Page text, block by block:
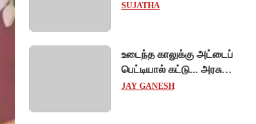
விஞ்ஞானிகள்
SUJATHA
உடைந்த காலுக்கு அட்டைப்
பெட்டியால் கட்டு... அரசு
மருத்துவமனையில்
JAY GANESH